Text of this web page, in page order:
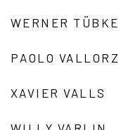
WERNER TÜBKE
PAOLO VALLORZ
XAVIER VALLS